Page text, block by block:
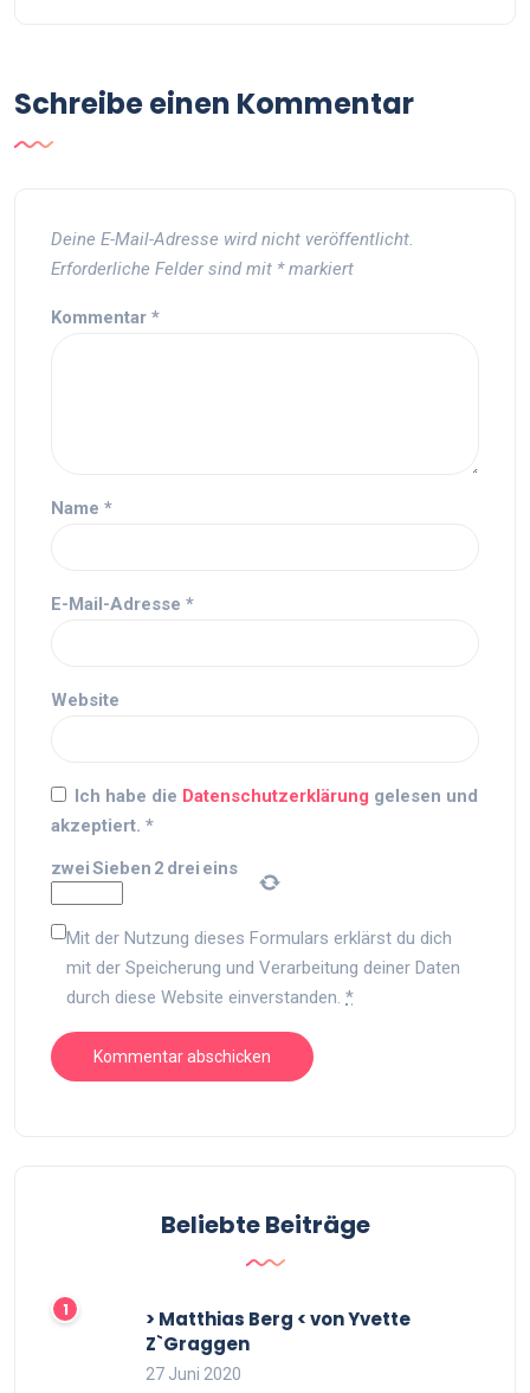
Schreibe einen Kommentar
Deine E-Mail-Adresse wird nicht veröffentlicht.
Erforderliche Felder sind mit *markiert
Kommentar *
Name *
E-Mail-Adresse *
Website
Ich habe die Datenschutzerklärung gelesen und
akzeptiert. *
zweiSieben 2 drei eins
Mit der Nutzung dieses Formulars erklärst du dich
mit der Speicherung und Verarbeitung deiner Daten
durch diese Website einverstanden. *
Beliebte Beiträge
> Matthias Berg < von Yvette
Z`Graggen
27 Juni 2020